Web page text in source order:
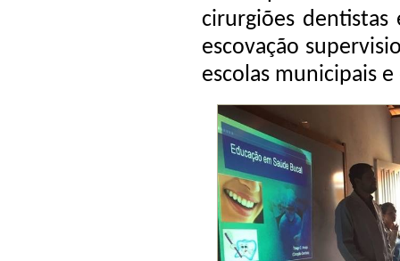
cirurgiões
escovação
escolas municipais